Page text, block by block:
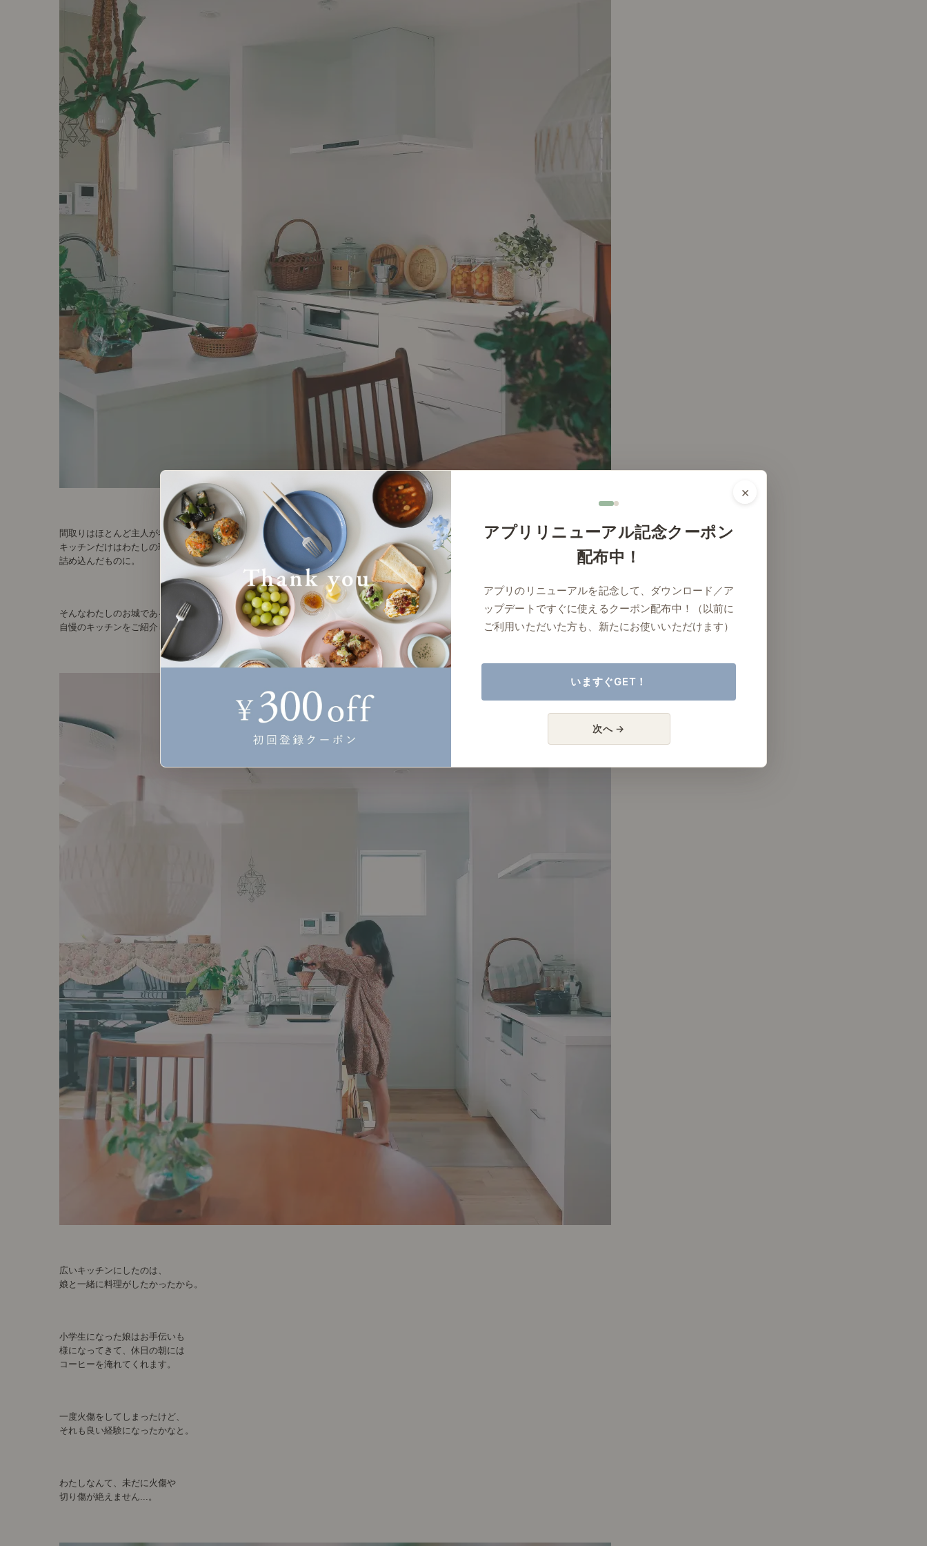
間取りはほとんど主人が考えたのですが、
キッチンだけはわたしの理想を
詰め込んだものに。
そんなわたしのお城である
自慢のキッチンをご紹介します。
広いキッチンにしたのは、
娘と一緒に料理がしたかったから。
小学生になった娘はお手伝いも
様になってきて、休日の朝には
コーヒーを淹れてくれます。
一度火傷をしてしまったけど、
それも良い経験になったかなと。
わたしなんて、未だに火傷や
切り傷が絶えません...。
×
アプリリニューアル記念クーポン
配布中！
アプリのリニューアルを記念して、ダウンロード／ア
ップデートですぐに使えるクーポン配布中！（以前に
ご利用いただいた方も、新たにお使いいただけます）
いますぐGET！
次へ →